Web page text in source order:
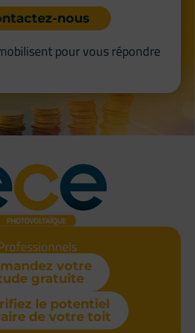
nous
pour vous répondre
votre
gratuite
le potentiel
de votre toit